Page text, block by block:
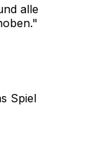
alle
Spiel